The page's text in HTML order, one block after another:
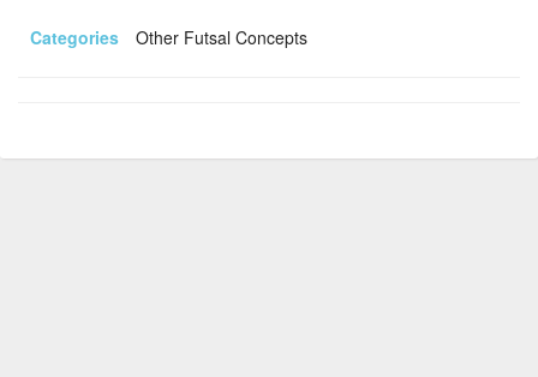
Categories Other Futsal Concepts